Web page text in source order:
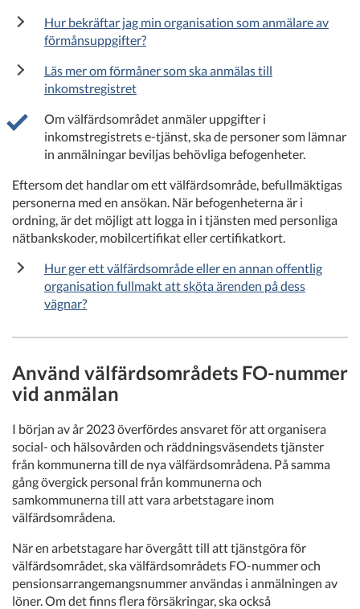
Hur bekräftar jag min organisation som anmälare av
förmånsuppgifter?
Läs mer om förmåner som ska anmälas till
inkomstregistret
Om välfärdsområdet anmäler uppgifter i
inkomstregistrets e-tjänst, ska de personer som lämnar
in anmälningar beviljas behövliga befogenheter.
Eftersom det handlar om ett välfärdsområde, befullmäktigas
personerna med en ansökan. När befogenheterna är i
ordning, är det möjligt att logga in i tjänsten med personliga
nätbankskoder, mobilcertifikat eller certifikatkort.
Hur ger ett välfärdsområde eller en annan offentlig
organisation fullmakt att sköta ärenden på dess
vägnar?
Använd välfärdsområdets FO-nummer
vid anmälan
I början av år 2023 överfördes ansvaret för att organisera
social- och hälsovården och räddningsväsendets tjänster
från kommunerna till de nya välfärdsområdena. På samma
gång övergick personal från kommunerna och
samkommunerna till att vara arbetstagare inom
välfärdsområdena.
När en arbetstagare har övergått till att tjänstgöra för
välfärdsområdet, ska välfärdsområdets FO-nummer och
pensionsarrangemangsnummer användas i anmälningen av
löner. Om det finns flera försäkringar, ska också